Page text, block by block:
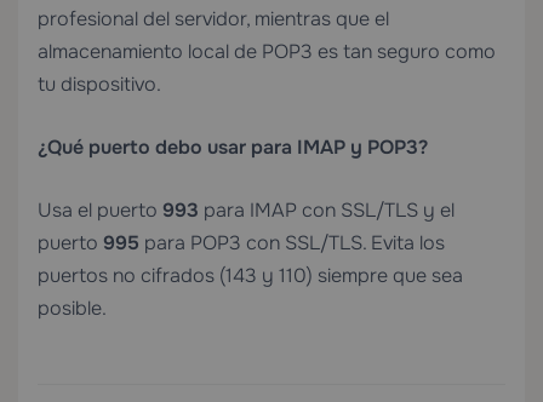
profesional del servidor, mientras que el
almacenamiento local de POP3 es tan seguro como
tu dispositivo.
¿Qué puerto debo usar para IMAP y POP3?
Usa el puerto 993 para IMAP con SSL/TLS y el
puerto 995 para POP3 con SSL/TLS. Evita los
puertos no cifrados (143 y 110) siempre que sea
posible.